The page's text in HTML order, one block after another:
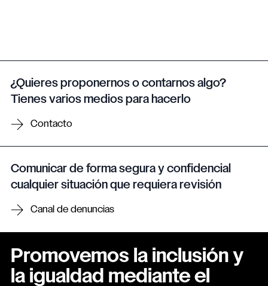
¿Quieres proponernos o contarnos algo?
Tienes varios medios para hacerlo
Contacto
Comunicar de forma segura y confidencial
cualquier situación que requiera revisión
Canal de denuncias
Promovemos la inclusión y
la igualdad mediante el